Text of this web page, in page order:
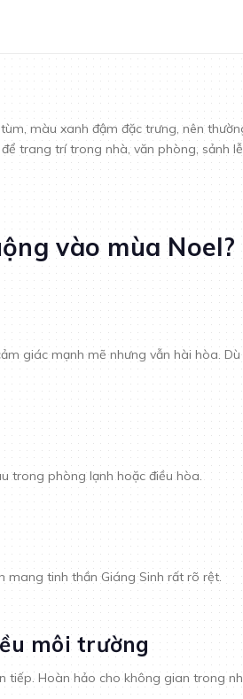
màu xanh đậm đặc trưng, nên
trang trí trong nhà, văn phòng,
vào mùa Noel?
giác mạnh mẽ nhưng vẫn hài hòa.
trong phòng lạnh hoặc điều hòa.
mang tinh thần Giáng Sinh rất rõ rệt.
môi trường
tiếp. Hoàn hảo cho không gian trong